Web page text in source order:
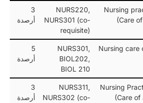
Nursing
(Care
NURS220,
NURS301 (co-
requisite)
3
أرصدة
Nursing care
NURS301,
BIOL202,
BIOL 210
5
أرصدة
Nursing
(Care of
NURS311,
NURS302 (co-
3
أرصدة